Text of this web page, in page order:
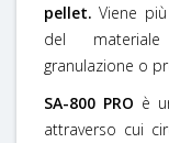
pellet.Viene
del
granulazione o
SA-800 PRO è
attraverso cui